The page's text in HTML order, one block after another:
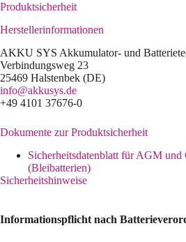
Produktsicherheit
Herstellerinformationen
AKKU SYS Akkumulator- und
Verbindungsweg 23
25469 Halstenbek (DE)
info@akkusys.de
+49 4101 37676-0
Dokumente zur Produktsicherheit
Sicherheitsdatenblatt für AGM
(Bleibatterien)
Sicherheitshinweise
Informationspflicht nach